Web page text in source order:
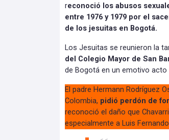
reconoció los abusos
entre 1976 y 1979 por el
de los jesuitas en Bogotá.
Los Jesuitas se reunieron la
del Colegio Mayor de San
de Bogotá en un emotivo acto
El padre Hermann Rodríguez
Colombia, pidió perdón de
reconoció el daño que
especialmente a Luis